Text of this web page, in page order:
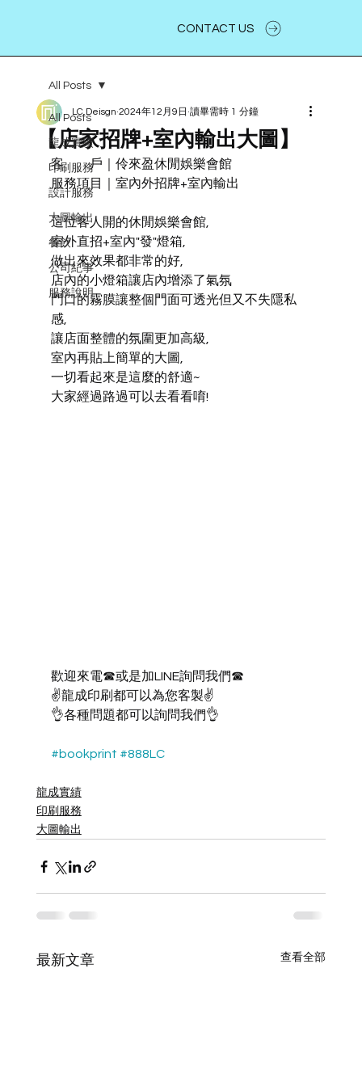
CONTACT US
All Posts
龍成實績
印刷服務
設計服務
大圖輸出
餐飲
公司紀事
服務說明
All Posts
【店家招牌+室內輸出大圖】
LC.Deisgn 2024年12月9日 讀畢需時 1 分鐘
客　　戶｜伶來盈休閒娛樂會館
服務項目｜室內外招牌+室內輸出
這位客人開的休閒娛樂會館,
室外直招+室內"發"燈箱,
做出來效果都非常的好,
店內的小燈箱讓店內增添了氣氛
門口的霧膜讓整個門面可透光但又不失隱私
感,
讓店面整體的氛圍更加高級,
室內再貼上簡單的大圖,
一切看起來是這麼的舒適~
大家經過路過可以去看看唷!
歡迎來電☎或是加LINE詢問我們☎
✌龍成印刷都可以為您客製✌
👌各種問題都可以詢問我們👌
#bookprint #888LC
龍成實績
印刷服務
大圖輸出
最新文章 查看全部